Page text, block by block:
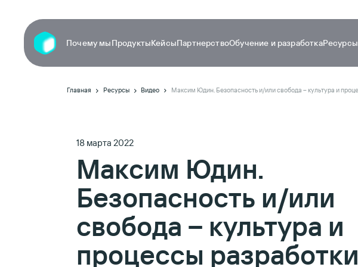
Почему мыПродуктыКейсыПартнерствоОбучение и разработкаРесурсы
Главная Ресурсы Видео
18 марта 2022
Максим Юдин.
Безопасность и/или
свобода – культура и
процессы разработки